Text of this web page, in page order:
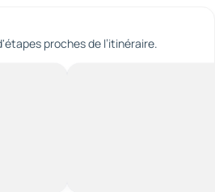
proches de l’itinéraire.